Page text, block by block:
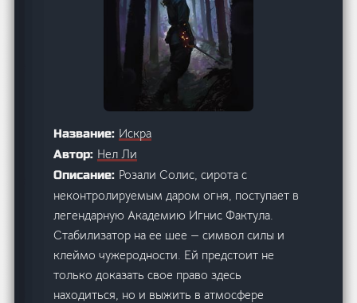
Название: Искра
Автор: Нел Ли
Описание: Розали Солис, сирота с
неконтролируемым даром огня, поступает в
легендарную Академию Игнис Фактула.
Стабилизатор на ее шее — символ силы и
клеймо чужеродности. Ей предстоит не
только доказать свое право здесь
находиться, но и выжить в атмосфере